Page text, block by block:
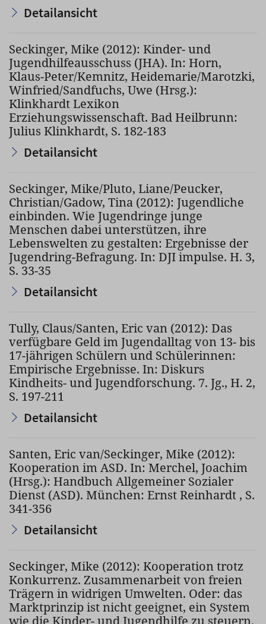
Detailansicht
Seckinger, Mike (2012): Kinder- und
Jugendhilfeausschuss (JHA). In: Horn,
Klaus-Peter/Kemnitz, Heidemarie/Marotzki,
Winfried/Sandfuchs, Uwe (Hrsg.):
Klinkhardt Lexikon
Erziehungswissenschaft. Bad Heilbrunn:
Julius Klinkhardt, S. 182-183
Detailansicht
Seckinger, Mike/Pluto, Liane/Peucker,
Christian/Gadow, Tina (2012): Jugendliche
einbinden. Wie Jugendringe junge
Menschen dabei unterstützen, ihre
Lebenswelten zu gestalten: Ergebnisse der
Jugendring-Befragung. In: DJI impulse. H. 3,
S. 33-35
Detailansicht
Tully, Claus/Santen, Eric van (2012): Das
verfügbare Geld im Jugendalltag von 13- bis
17-jährigen Schülern und Schülerinnen:
Empirische Ergebnisse. In: Diskurs
Kindheits- und Jugendforschung. 7. Jg., H. 2,
S. 197-211
Detailansicht
Santen, Eric van/Seckinger, Mike (2012):
Kooperation im ASD. In: Merchel, Joachim
(Hrsg.): Handbuch Allgemeiner Sozialer
Dienst (ASD). München: Ernst Reinhardt , S.
341-356
Detailansicht
Seckinger, Mike (2012): Kooperation trotz
Konkurrenz. Zusammenarbeit von freien
Trägern in widrigen Umwelten. Oder: das
Marktprinzip ist nicht geeignet, ein System
wie die Kinder- und Jugendhilfe zu steuern.